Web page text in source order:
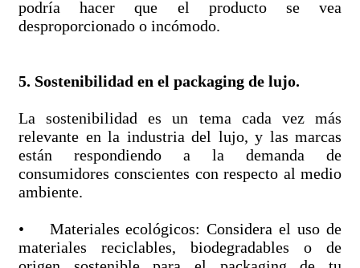
podría hacer que el producto se vea
desproporcionado o incómodo.
5. Sostenibilidad en el packaging de lujo.
La sostenibilidad es un tema cada vez más
relevante en la industria del lujo, y las marcas
están respondiendo a la demanda de
consumidores conscientes con respecto al medio
ambiente.
• Materiales ecológicos: Considera el uso de
materiales reciclables, biodegradables o de